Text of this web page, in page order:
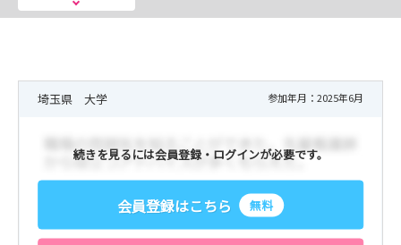
埼玉県 大学 参加年月：2025年6月
続きを見るには会員登録・ログインが必要です。
会員登録はこちら 無料